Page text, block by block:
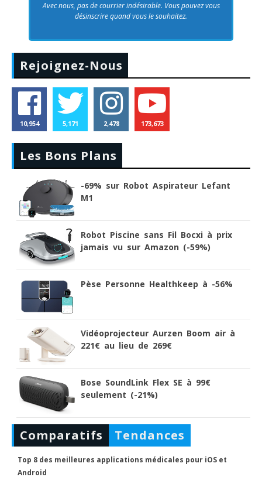
Avec nous, pas de courrier indésirable. Vous pouvez vous
désinscrire quand vous le souhaitez.
Rejoignez-Nous
10,954 5,171 2,478 173,673
Les Bons Plans
-69% sur Robot Aspirateur Lefant
M1
Robot Piscine sans Fil Bocxi à prix
jamais vu sur Amazon (-59%)
Pèse Personne Healthkeep à -56%
Vidéoprojecteur Aurzen Boom air à
221€ au lieu de 269€
Bose SoundLink Flex SE à 99€
seulement (-21%)
Comparatifs Tendances
Top 8 des meilleures applications médicales pour iOS et
Android